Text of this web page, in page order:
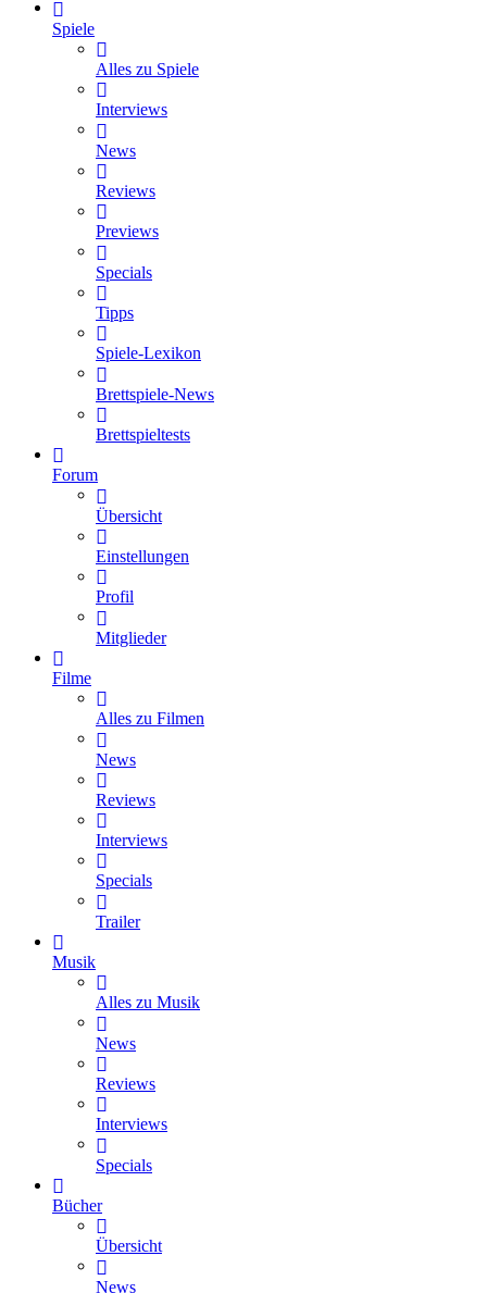
Spiele
Alles zu Spiele
Interviews
News
Reviews
Previews
Specials
Tipps
Spiele-Lexikon
Brettspiele-News
Brettspieltests
Forum
Übersicht
Einstellungen
Profil
Mitglieder
Filme
Alles zu Filmen
News
Reviews
Interviews
Specials
Trailer
Musik
Alles zu Musik
News
Reviews
Interviews
Specials
Bücher
Übersicht
News